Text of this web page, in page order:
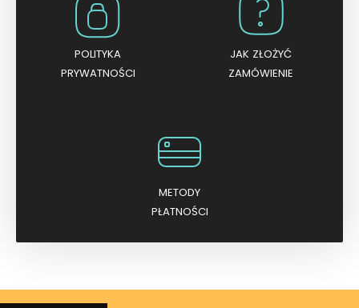
POLITYKA
PRYWATNOŚCI
JAK ZŁOŻYĆ
ZAMÓWIENIE
METODY
PŁATNOŚCI